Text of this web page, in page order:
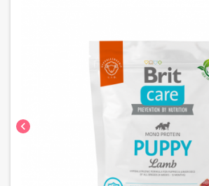
chevron_left